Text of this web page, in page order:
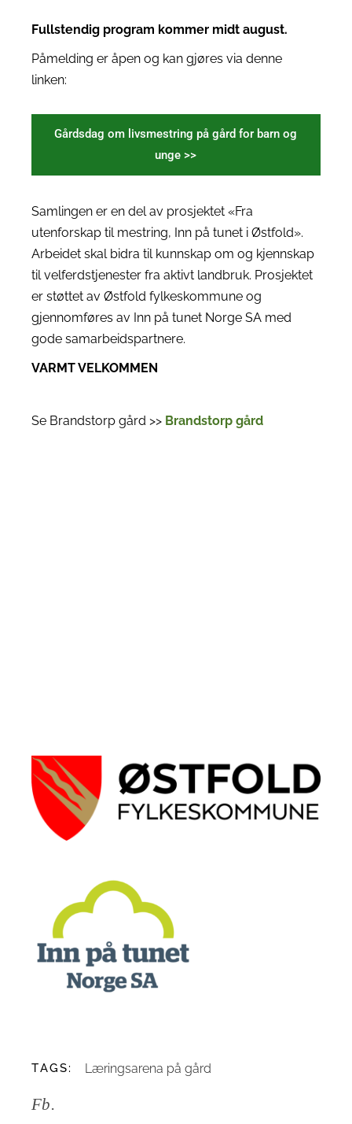
Fullstendig program kommer midt august.
Påmelding er åpen og kan gjøres via denne
linken:
Gårdsdag om livsmestring på gård for barn og
unge >>
Samlingen er en del av prosjektet «Fra
utenforskap til mestring, Inn på tunet i Østfold».
Arbeidet skal bidra til kunnskap om og kjennskap
til velferdstjenester fra aktivt landbruk. Prosjektet
er støttet av Østfold fylkeskommune og
gjennomføres av Inn på tunet Norge SA med
gode samarbeidspartnere.
VARMT VELKOMMEN
Se Brandstorp gård >> Brandstorp gård
TAGS: Læringsarena på gård
Fb.